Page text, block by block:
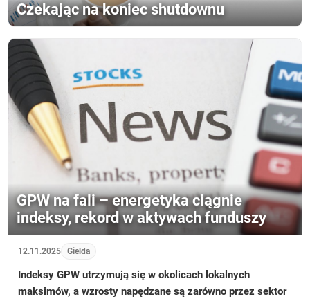
Czekając na koniec shutdownu
GPW na fali – energetyka ciągnie
indeksy, rekord w aktywach funduszy
12.11.2025 Gielda
Indeksy GPW utrzymują się w okolicach lokalnych
maksimów, a wzrosty napędzane są zarówno przez sektor